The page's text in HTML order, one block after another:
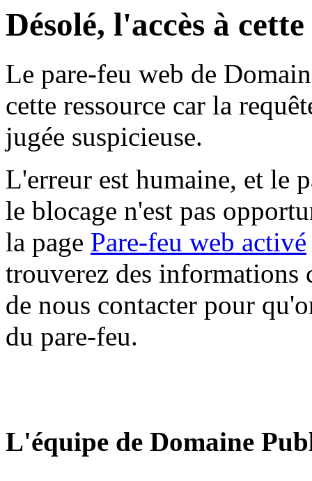
Désolé, l'accès à
Le pare-feu web de
cette ressource car la
jugée suspicieuse.
L'erreur est humaine, et le
le blocage n'est pas
la page Pare-feu web activé
trouverez des informations
de nous contacter pour
du pare-feu.
L'équipe de Domaine